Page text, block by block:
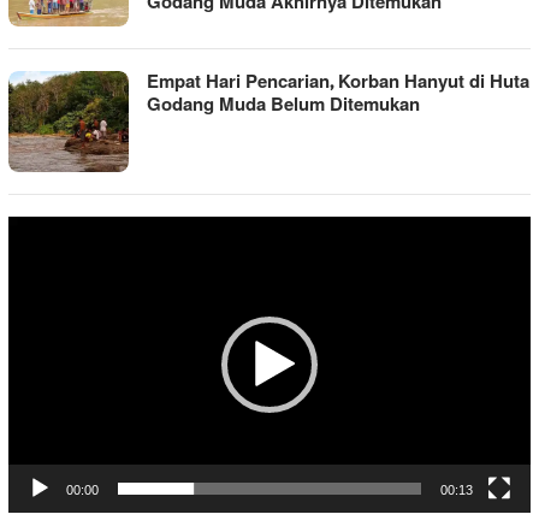
Empat Hari Pencarian, Korban Hanyut di Huta
Godang Muda Belum Ditemukan
00:00 00:13